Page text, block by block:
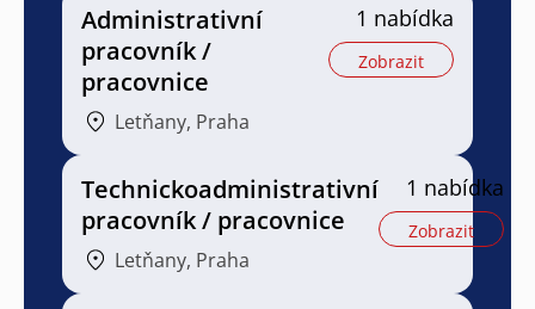
Administrativní
pracovník /
pracovnice
Letňany, Praha
1 nabídka
Zobrazit
Technickoadministrativní
pracovník / pracovnice
Letňany, Praha
1 nabídka
Zobrazit